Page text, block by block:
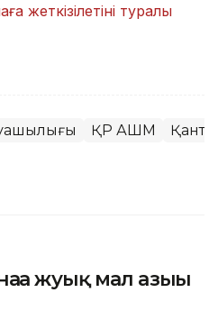
жеткізілетіні туралы
ҚР АШМ Қант
жуық мал азығы